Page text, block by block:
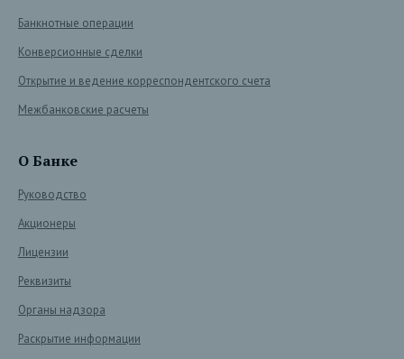
Банкнотные операции
Конверсионные сделки
Открытие и ведение корреспондентского счета
Межбанковские расчеты
О Банке
Руководство
Акционеры
Лицензии
Реквизиты
Органы надзора
Раскрытие информации